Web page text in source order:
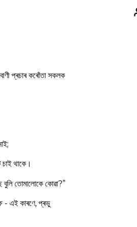
প্ৰচাৰ কৰোঁতা সকলক
থাকে।
বুলি তোমালোকে কোৱা?”
- এই কাৰণে, প্ৰভু